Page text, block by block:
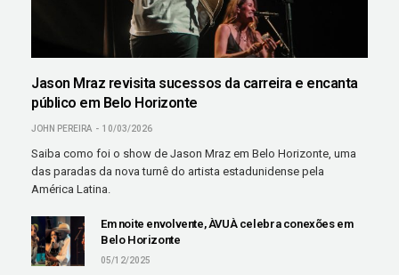
Jason Mraz revisita sucessos da carreira e encanta
público em Belo Horizonte
JOHN PEREIRA 10/03/2026
Saiba como foi o show de Jason Mraz em Belo Horizonte, uma
das paradas da nova turnê do artista estadunidense pela
América Latina.
Em noite envolvente, ÀVUÀ celebra conexões em
Belo Horizonte
05/12/2025